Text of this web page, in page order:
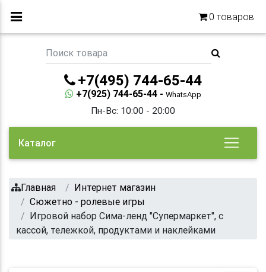
0 товаров
+7(495) 744-65-44
+7(925) 744-65-44 - WhatsApp
Пн-Вс: 10:00 - 20:00
Каталог
Главная
Интернет магазин
Сюжетно - ролевые игры
Игровой набор Сима-ленд "Супермаркет", с
кассой, тележкой, продуктами и наклейками